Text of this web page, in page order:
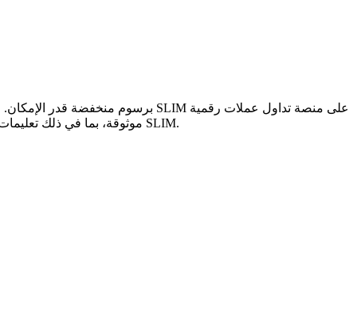
موثوقة، بما في ذلك تعليمات خطوة بخطوة وأفضل خيارات الدفع وتفاصيل الرسوم ونصائح أمان والمشورة من الخبراء لمساعدتك في اختيار الطريقة الأكثر كفاءة لشراء SLIM.